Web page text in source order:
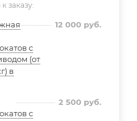
заказу:
с
(от
в
12 000руб.
с
2 500руб.